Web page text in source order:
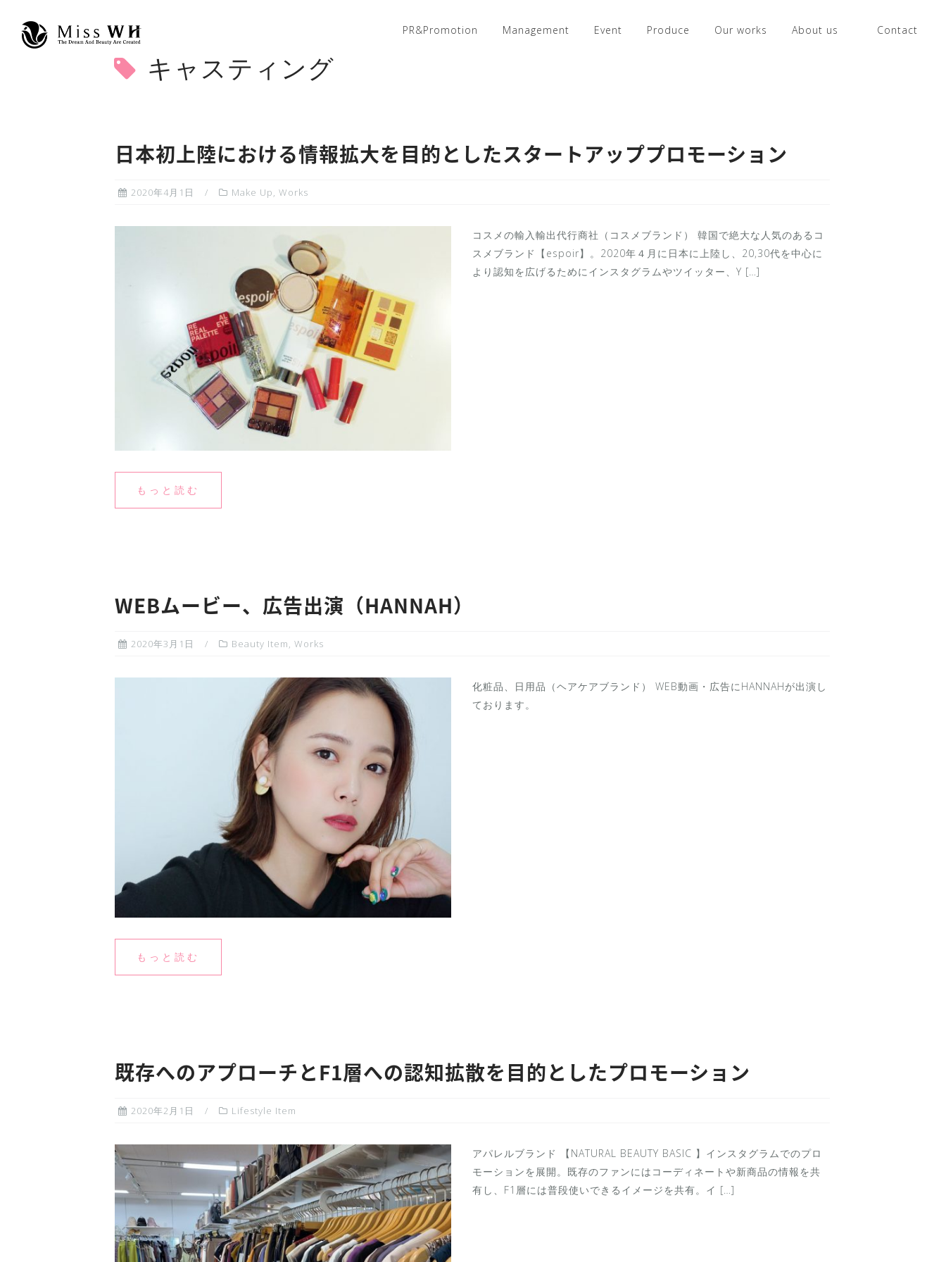
PR&Promotion Management Event Produce Our works About us
Contact
キャスティング
日本初上陸における情報拡大を目的としたスタートアッププロモーション
2020年4月1日 Make Up, Works
コスメの輸入輸出代行商社（コスメブランド） 韓国で絶大な人気のあるコ
スメブランド【espoir】。2020年４月に日本に上陸し、20,30代を中心に
より認知を広げるためにインスタグラムやツイッター、Y […]
もっと読む
WEBムービー、広告出演（HANNAH）
2020年3月1日 Beauty Item, Works
化粧品、日用品（ヘアケアブランド） WEB動画・広告にHANNAHが出演し
ております。
もっと読む
既存へのアプローチとF1層への認知拡散を目的としたプロモーション
2020年2月1日 Lifestyle Item
アパレルブランド 【NATURAL BEAUTY BASIC 】インスタグラムでのプロ
モーションを展開。既存のファンにはコーディネートや新商品の情報を共
有し、F1層には普段使いできるイメージを共有。イ […]